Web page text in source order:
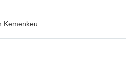
Kemenkeu